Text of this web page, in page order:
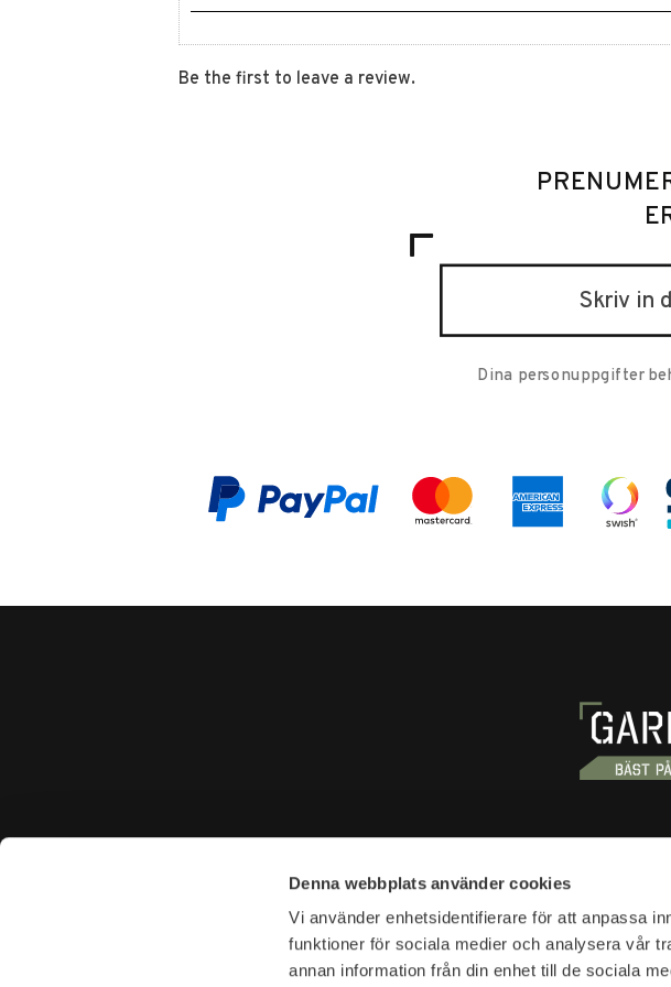
Denna webbplats använder cookies
Vi använder enhetsidentifierare för att anpassa
funktioner för sociala medier och analysera vår
annan information från din enhet till de sociala
Be the first to leave a review.
Dina personuppgifter
E-mail. info@garderoben.se
Tegnérgatan 20
113 59 Stockholm